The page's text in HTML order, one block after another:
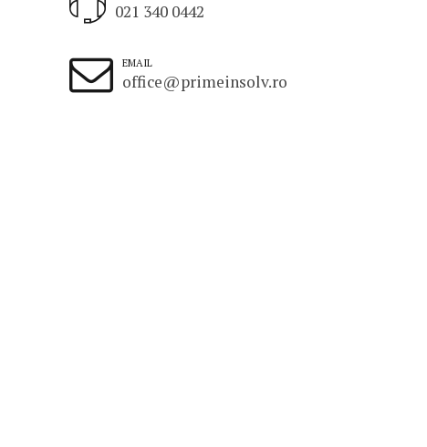
021 340 0442
EMAIL
office@primeinsolv.ro